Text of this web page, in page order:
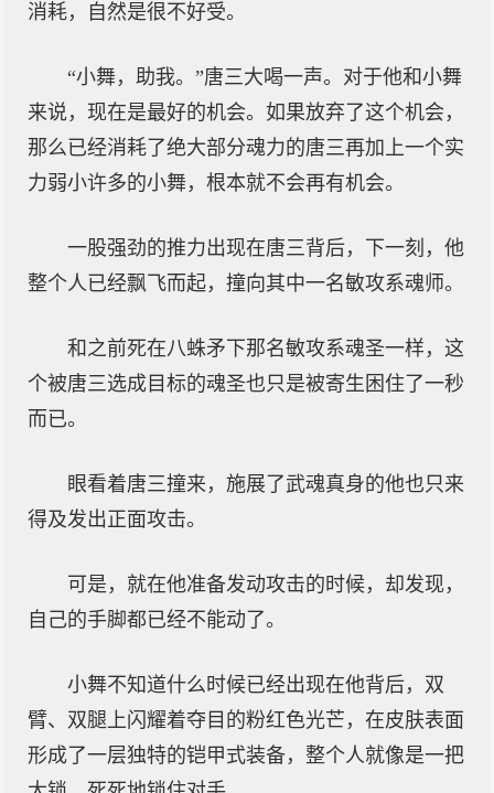
消耗，自然是很不好受。
“小舞，助我。”唐三大喝一声。对于他和小舞
来说，现在是最好的机会。如果放弃了这个机会，
那么已经消耗了绝大部分魂力的唐三再加上一个实
力弱小许多的小舞，根本就不会再有机会。
一股强劲的推力出现在唐三背后，下一刻，他
整个人已经飘飞而起，撞向其中一名敏攻系魂师。
和之前死在八蛛矛下那名敏攻系魂圣一样，这
个被唐三选成目标的魂圣也只是被寄生困住了一秒
而已。
眼看着唐三撞来，施展了武魂真身的他也只来
得及发出正面攻击。
可是，就在他准备发动攻击的时候，却发现，
自己的手脚都已经不能动了。
小舞不知道什么时候已经出现在他背后，双
臂、双腿上闪耀着夺目的粉红色光芒，在皮肤表面
形成了一层独特的铠甲式装备，整个人就像是一把